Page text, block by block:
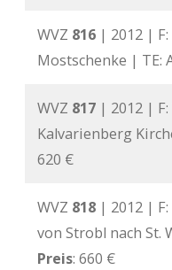
WVZ 816 | 2012 | F:
Mostschenke | TE:
WVZ 817 | 2012 | F:
Kalvarienberg
620 €
WVZ 818 | 2012 |
von Strobl nach St.
Preis: 660 €